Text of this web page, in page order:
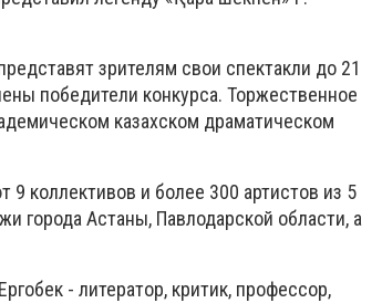
зрителям свои спектакли до 21
победители конкурса. Торжественное
казахском драматическом
коллективов и более 300 артистов из 5
города Астаны, Павлодарской области, а
- литератор, критик, профессор,